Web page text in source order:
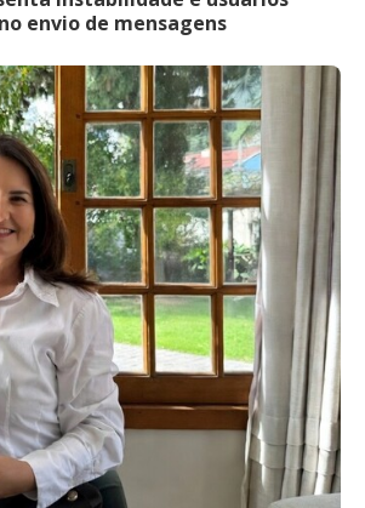
envio de mensagens